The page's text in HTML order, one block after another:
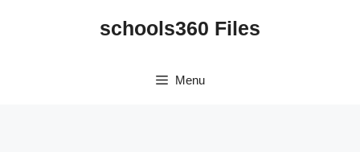
schools360 Files
Menu